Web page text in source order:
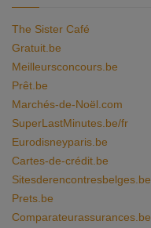
The Sister Café
Gratuit.be
Meilleursconcours.be
Prêt.be
Marchés-de-Noël.com
SuperLastMinutes.be/fr
Eurodisneyparis.be
Cartes-de-crédit.be
Sitesderencontresbelges.be
Prets.be
Comparateurassurances.be